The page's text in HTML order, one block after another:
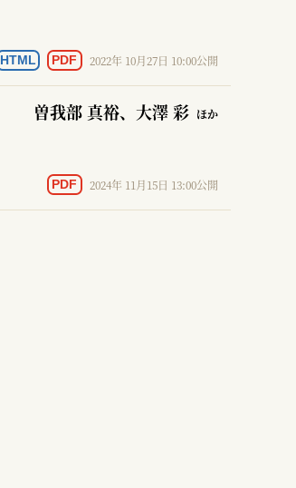
HTML PDF 2022年 10月27日 10:00公開
曽我部 真裕、大澤 彩 ほか
PDF 2024年 11月15日 13:00公開